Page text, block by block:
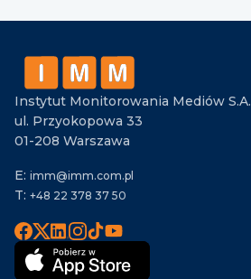
Instytut Monitorowania Mediów S.A.
ul. Przyokopowa 33
01-208 Warszawa
E: imm@imm.com.pl
T: +48 22 378 37 50